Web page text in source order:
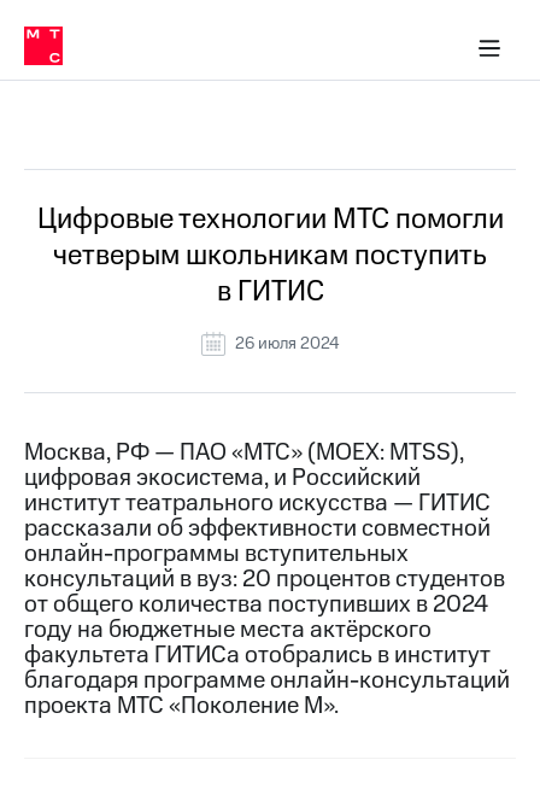
Медиа-центр
и акционерам
Устойчивое развитие
Комплаенс и деловая этика
компании
Карьера
История
компании
информация
Контакты
Медиа-центр
Пресс-
релизы
МТС
о технологиях
Достижения
Интервью
в МТС
Пресс-
релизы
о технологиях
Цифровые технологии МТС помогли
четверым школьникам поступить
в ГИТИС
26 июля 2024
Москва, РФ — ПАО «МТС» (MOEX: MTSS),
цифровая экосистема, и Российский
институт театрального искусства — ГИТИС
рассказали об эффективности совместной
онлайн-программы вступительных
консультаций в вуз: 20 процентов студентов
от общего количества поступивших в 2024
году на бюджетные места актёрского
факультета ГИТИСа отобрались в институт
благодаря программе онлайн-консультаций
проекта МТС «Поколение М».